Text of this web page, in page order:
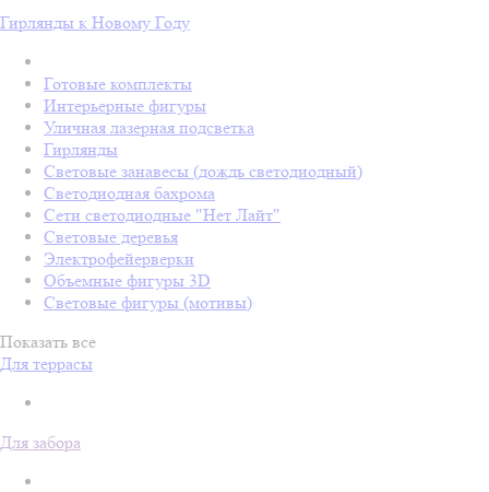
Гирлянды к Новому Году
Готовые комплекты
Интерьерные фигуры
Уличная лазерная подсветка
Гирлянды
Световые занавесы (дождь светодиодный)
Светодиодная бахрома
Сети светодиодные "Нет Лайт"
Световые деревья
Электрофейерверки
Объемные фигуры 3D
Световые фигуры (мотивы)
Показать все
Для террасы
Для забора